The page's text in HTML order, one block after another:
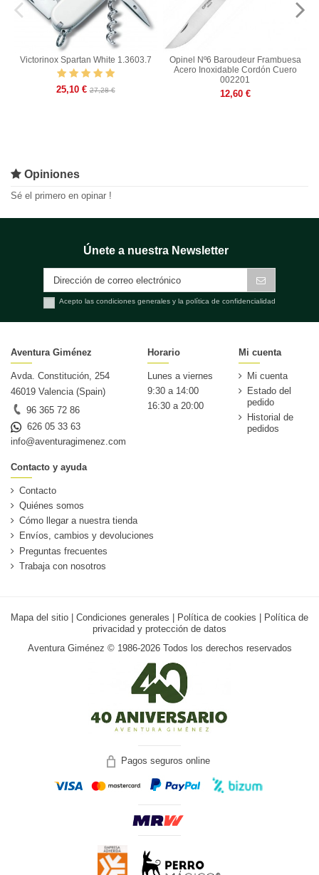
Victorinox Spartan White 1.3603.7
25,10 € 27,28 €
Opinel Nº6 Baroudeur Frambuesa
Acero Inoxidable Cordón Cuero
002201
12,60 €
Opiniones
Sé el primero en opinar !
Únete a nuestra Newsletter
Acepto las condiciones generales y la política de confidencialidad
Aventura Giménez
Avda. Constitución, 254
46019 Valencia (Spain)
96 365 72 86
626 05 33 63
info@aventuragimenez.com
Horario
Lunes a viernes
9:30 a 14:00
16:30 a 20:00
Mi cuenta
Mi cuenta
Estado del
pedido
Historial de
pedidos
Contacto y ayuda
Contacto
Quiénes somos
Cómo llegar a nuestra tienda
Envíos, cambios y devoluciones
Preguntas frecuentes
Trabaja con nosotros
Mapa del sitio Condiciones generales Política de cookies
Política de
privacidad y protección de datos
Aventura Giménez © 1986-2026 Todos los derechos reservados
Pagos seguros online